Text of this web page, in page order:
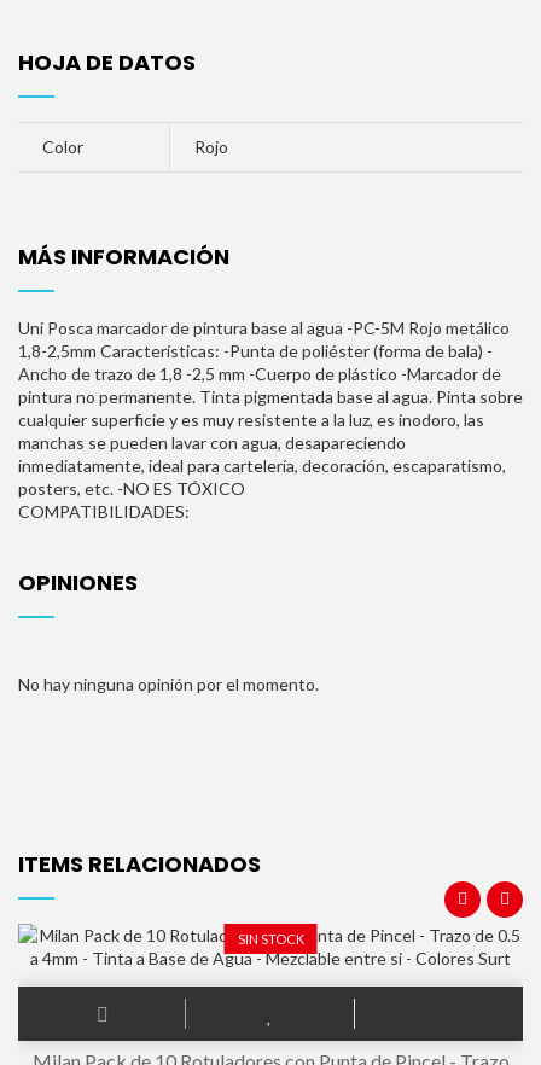
HOJA DE DATOS
Color Rojo
MÁS INFORMACIÓN
Uni Posca marcador de pintura base al agua -PC-5M Rojo metálico
1,8-2,5mm Características: -Punta de poliéster (forma de bala) -
Ancho de trazo de 1,8 -2,5 mm -Cuerpo de plástico -Marcador de
pintura no permanente. Tinta pigmentada base al agua. Pinta sobre
cualquier superficie y es muy resistente a la luz, es inodoro, las
manchas se pueden lavar con agua, desapareciendo
inmediatamente, ideal para cartelería, decoración, escaparatismo,
posters, etc. -NO ES TÓXICO
COMPATIBILIDADES:
OPINIONES
No hay ninguna opinión por el momento.
ITEMS RELACIONADOS
SIN STOCK